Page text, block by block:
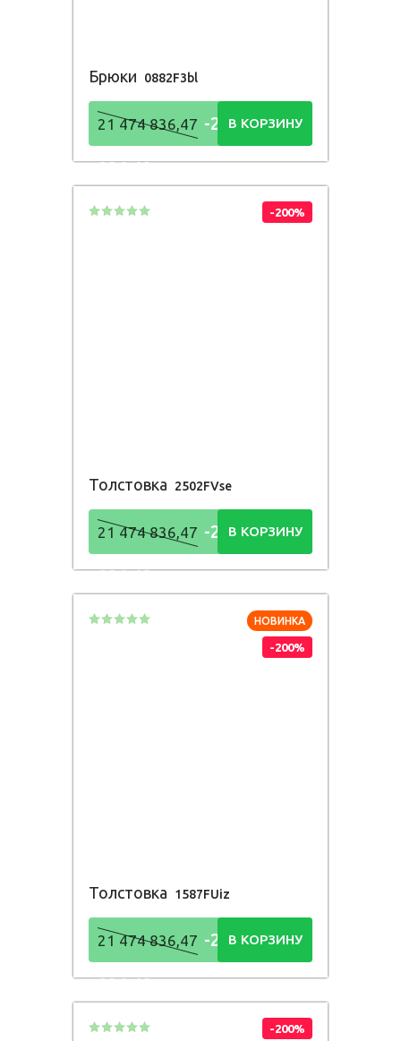
Брюки 0882F3bl
21 474 836,47 -21 474
836,48Р
В КОРЗИНУ
-200%
Толстовка 2502FVse
21 474 836,47 -21 474
836,48Р
В КОРЗИНУ
НОВИНКА
-200%
Толстовка 1587FUiz
21 474 836,47 -21 474
836,48Р
В КОРЗИНУ
-200%